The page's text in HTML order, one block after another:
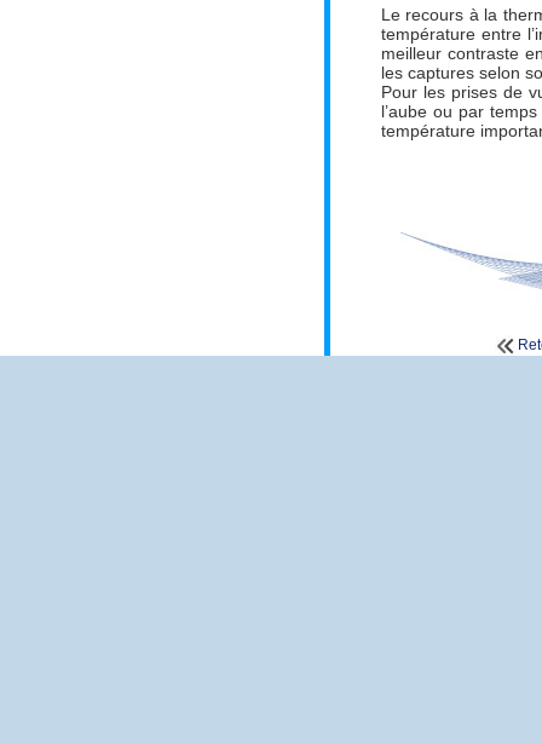
Le recours à la
température entre
meilleur contraste
les captures selon
Pour les prises de
l’aube ou par
température